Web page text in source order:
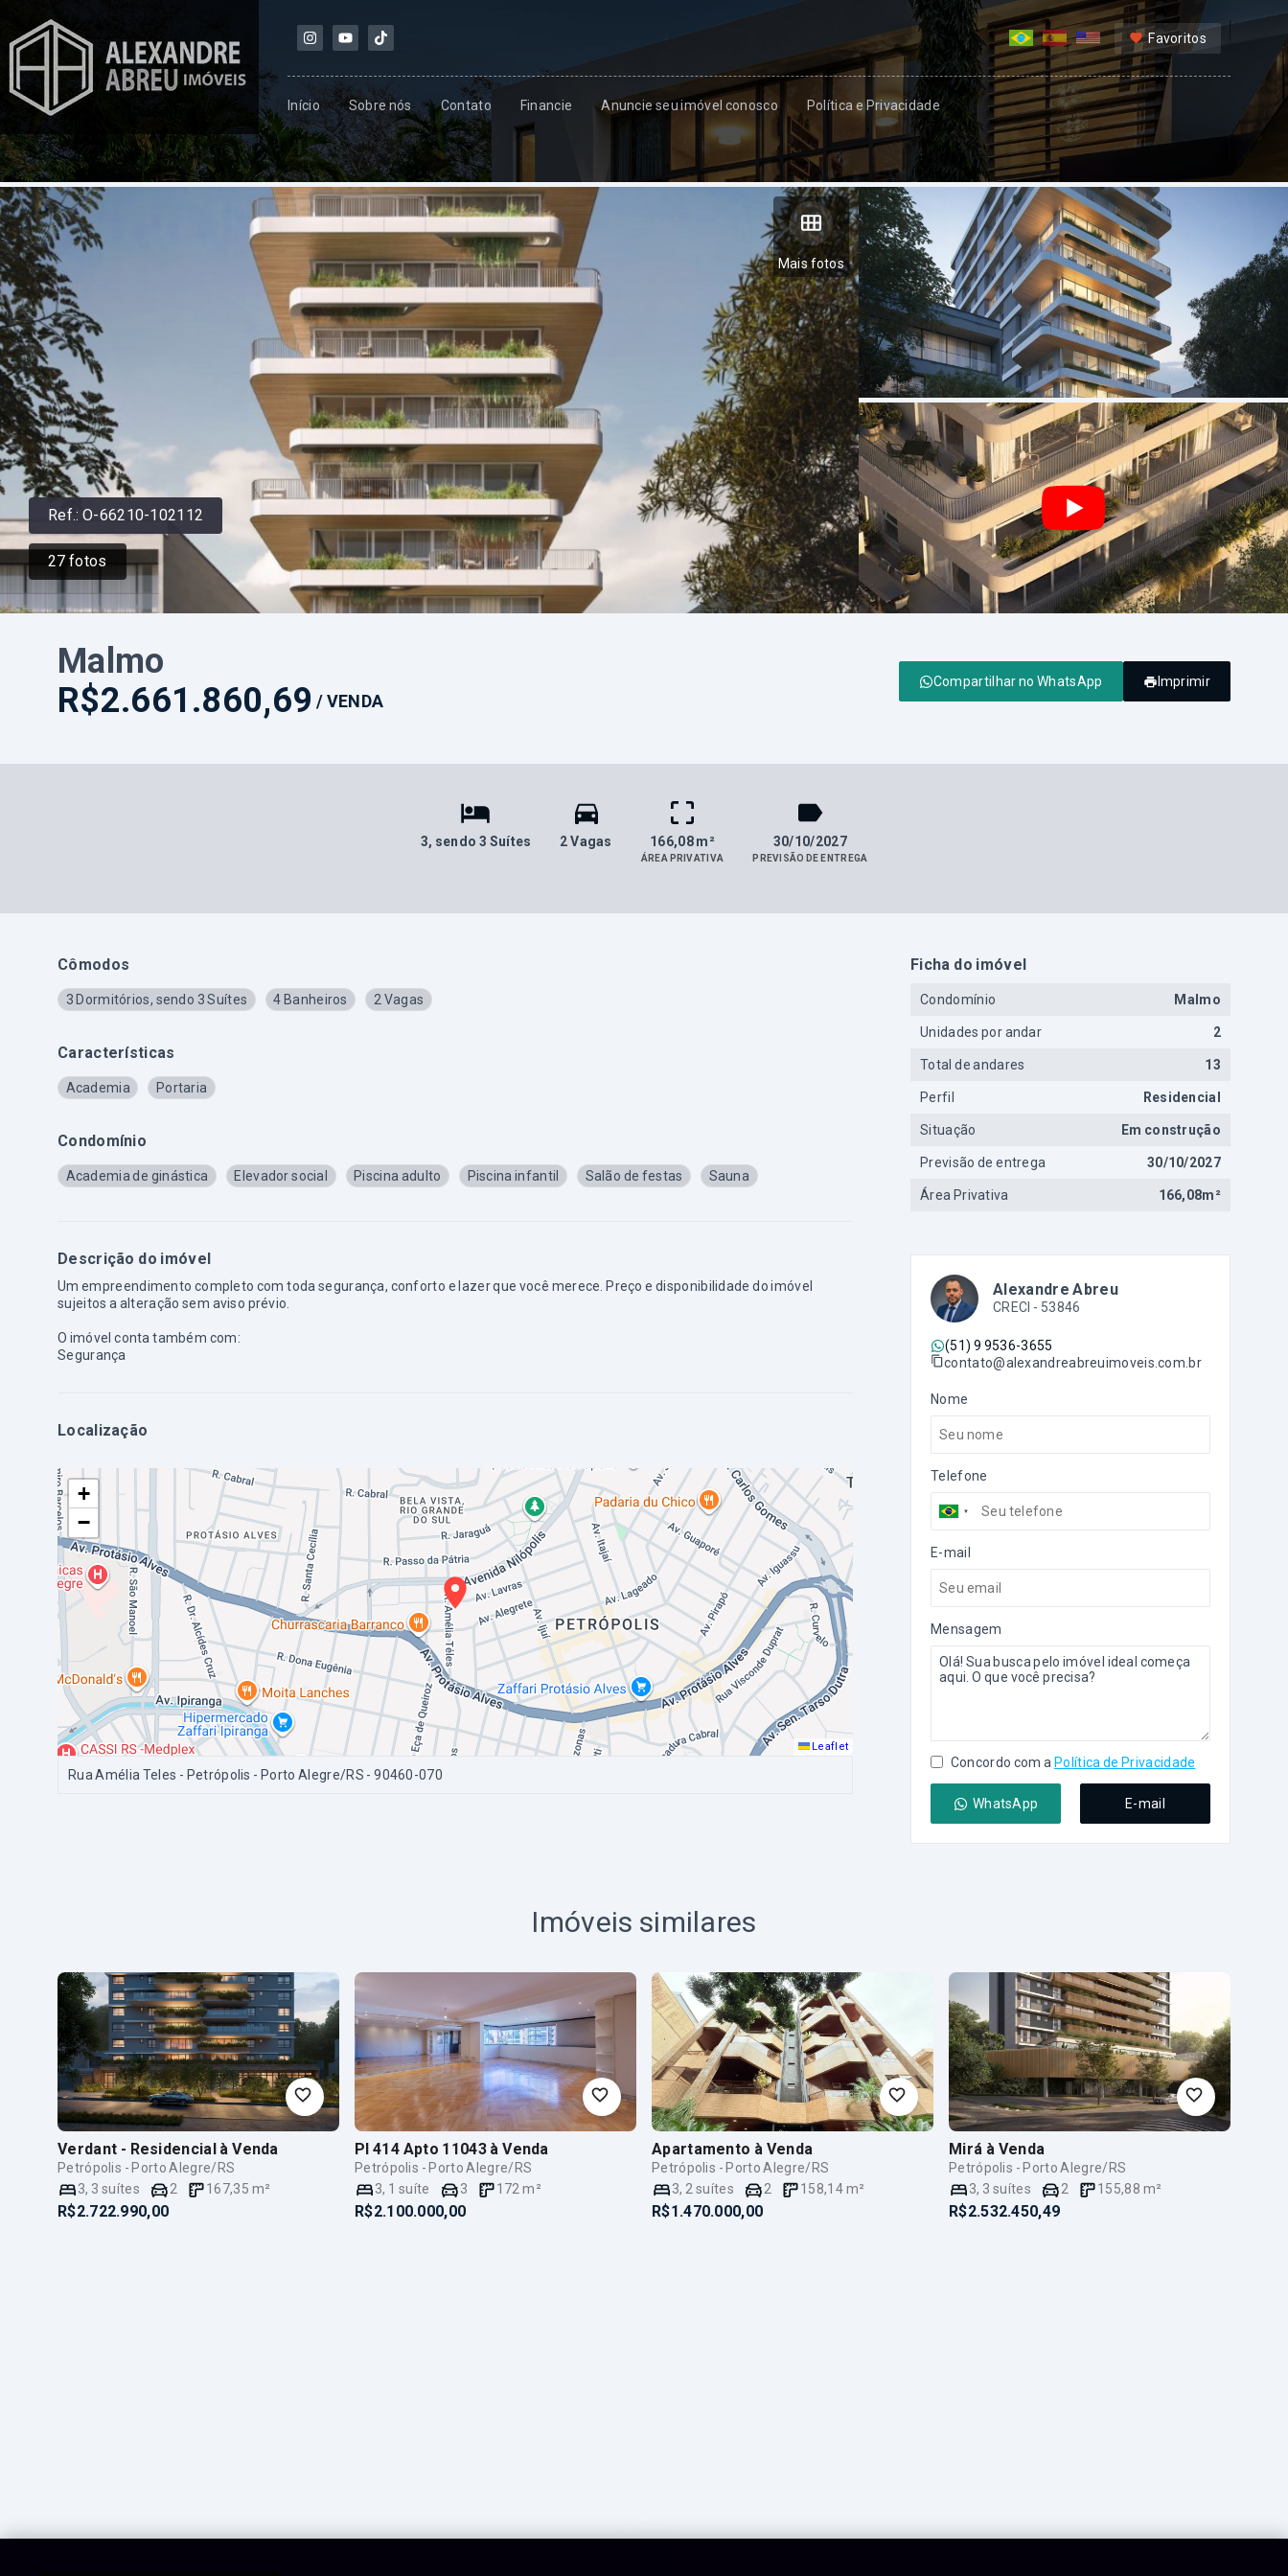
Favoritos
Início Sobre nós Contato Financie Anuncie seu imóvel conosco Política e Privacidade
Ref.:O-66210-102112
27 fotos
Mais fotos
Malmo
R$2.661.860,69 /VENDA
Compartilhar no WhatsApp Imprimir
3, sendo 3 Suítes 2 Vagas 166,08 m²
ÁREA PRIVATIVA
30/10/2027
PREVISÃO DE ENTREGA
Cômodos
3 Dormitórios, sendo 3 Suítes 4 Banheiros 2 Vagas
Características
Academia Portaria
Condomínio
Academia de ginástica Elevador social Piscina adulto Piscina infantil Salão de festas Sauna
Descrição do imóvel
Um empreendimento completo com toda segurança, conforto e lazer que você merece. Preço e disponibilidade do imóvel
sujeitos a alteração sem aviso prévio.
O imóvel conta também com:
Segurança
Localização
+
−
Leaflet
Rua Amélia Teles - Petrópolis - Porto Alegre/RS - 90460-070
Ficha do imóvel
Condomínio Malmo
Unidades por andar 2
Total de andares 13
Perfil Residencial
Situação Em construção
Previsão de entrega 30/10/2027
Área Privativa 166,08m²
Alexandre Abreu
CRECI - 53846
(51) 9 9536-3655
contato@alexandreabreuimoveis.com.br
Nome
Telefone
E-mail
Mensagem
Concordo com a Política de Privacidade
WhatsApp E-mail
Imóveis similares
Verdant - Residencial à Venda
Petrópolis - Porto Alegre/RS
3, 3 suítes 2 167,35 m²
R$2.722.990,00
PI 414 Apto 11043 à Venda
Petrópolis - Porto Alegre/RS
3, 1 suíte 3 172 m²
R$2.100.000,00
Apartamento à Venda
Petrópolis - Porto Alegre/RS
3, 2 suítes 2 158,14m²
R$1.470.000,00
Mirá à Venda
Petrópolis - Porto Alegre/RS
3, 3 suítes 2 155,88 m²
R$2.532.450,49